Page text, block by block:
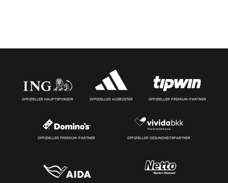
OFFIZIELLER HAUPTSPONSOR OFFIZIELLER AUSRÜSTER OFFIZIELLER PREMIUM-PARTNER
OFFIZIELLER PREMIUM-PARTNER OFFIZIELLER GESUNDHEITSPARTNER